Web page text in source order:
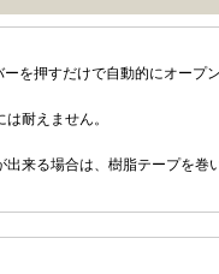
を押すだけで自動的にオープン
耐えません。
来る場合は、樹脂テープを巻